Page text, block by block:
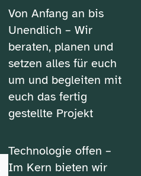
Von Anfang an bis
Unendlich – Wir
beraten, planen und
setzen alles für euch
um und begleiten mit
euch das fertig
gestellte Projekt
Technologie offen –
Im Kern bieten wir